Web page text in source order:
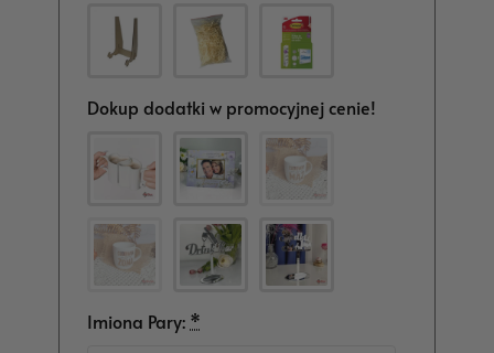
Dokup dodatki w promocyjnej cenie!
Imiona Pary: *